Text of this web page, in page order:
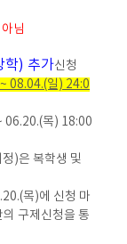
님
학) 추가신청
08.04.(일) 24:0
06.20.(목) 18:00
)은 복학생 및
목)에 신청 마
구제신청을 통